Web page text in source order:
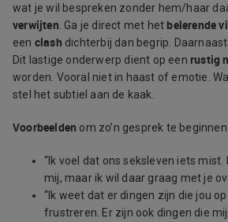
wat je wil bespreken zonder hem/haar
verwijten . Ga je direct met hetbelerende
een clash dichterbij dan begrip.
Dit lastige onderwerp dient op een rustig
worden. Vooral niet in haast of emotie.
stel het subtiel aan de kaak.
Voorbeelden om zo’n gesprek te beginnen:
“Ik voel dat ons seksleven iets
mij, maar ik wil daar graag met je
“Ik weet dat er dingen zijn die jou
frustreren. Er zijn ook dingen die